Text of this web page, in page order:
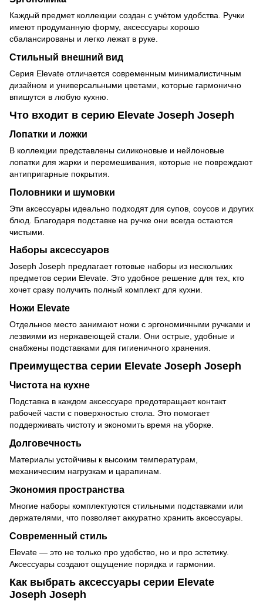
Каждый предмет коллекции создан с учётом удобства. Ручки
имеют продуманную форму, аксессуары хорошо
сбалансированы и легко лежат в руке.
Стильный внешний вид
Серия Elevate отличается современным минималистичным
дизайном и универсальными цветами, которые гармонично
впишутся в любую кухню.
Что входит в серию Elevate Joseph Joseph
Лопатки и ложки
В коллекции представлены силиконовые и нейлоновые
лопатки для жарки и перемешивания, которые не повреждают
антипригарные покрытия.
Половники и шумовки
Эти аксессуары идеально подходят для супов, соусов и других
блюд. Благодаря подставке на ручке они всегда остаются
чистыми.
Наборы аксессуаров
Joseph Joseph предлагает готовые наборы из нескольких
предметов серии Elevate. Это удобное решение для тех, кто
хочет сразу получить полный комплект для кухни.
Ножи Elevate
Отдельное место занимают ножи с эргономичными ручками и
лезвиями из нержавеющей стали. Они острые, удобные и
снабжены подставками для гигиеничного хранения.
Преимущества серии Elevate Joseph Joseph
Чистота на кухне
Подставка в каждом аксессуаре предотвращает контакт
рабочей части с поверхностью стола. Это помогает
поддерживать чистоту и экономить время на уборке.
Долговечность
Материалы устойчивы к высоким температурам,
механическим нагрузкам и царапинам.
Экономия пространства
Многие наборы комплектуются стильными подставками или
держателями, что позволяет аккуратно хранить аксессуары.
Современный стиль
Elevate — это не только про удобство, но и про эстетику.
Аксессуары создают ощущение порядка и гармонии.
Как выбрать аксессуары серии Elevate
Joseph Joseph